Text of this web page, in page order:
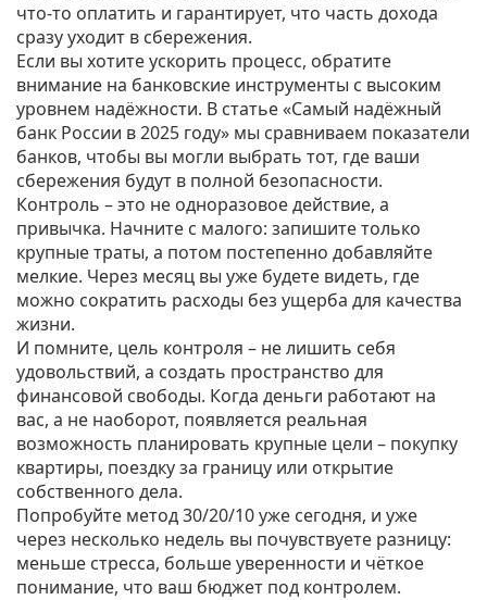
что‑то оплатить и гарантирует, что часть дохода
сразу уходит в сбережения.
Если вы хотите ускорить процесс, обратите
внимание на банковские инструменты с высоким
уровнем надёжности. В статье «Самый надёжный
банк России в 2025 году» мы сравниваем показатели
банков, чтобы вы могли выбрать тот, где ваши
сбережения будут в полной безопасности.
Контроль – это не одноразовое действие, а
привычка. Начните с малого: запишите только
крупные траты, а потом постепенно добавляйте
мелкие. Через месяц вы уже будете видеть, где
можно сократить расходы без ущерба для качества
жизни.
И помните, цель контроля – не лишить себя
удовольствий, а создать пространство для
финансовой свободы. Когда деньги работают на
вас, а не наоборот, появляется реальная
возможность планировать крупные цели – покупку
квартиры, поездку за границу или открытие
собственного дела.
Попробуйте метод 30/20/10 уже сегодня, и уже
через несколько недель вы почувствуете разницу:
меньше стресса, больше уверенности и чёткое
понимание, что ваш бюджет под контролем.